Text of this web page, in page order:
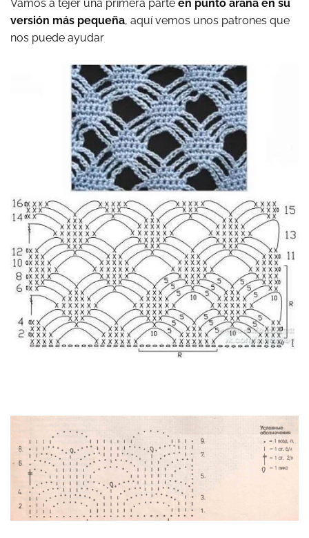
Vamos a tejer una primera parte en punto araña en su
versión más pequeña, aquí vemos unos patrones que
nos puede ayudar